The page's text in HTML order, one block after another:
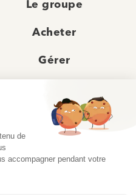
Le groupe
Acheter
Gérer
Avis clients